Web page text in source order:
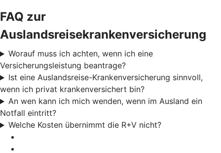
FAQ zur
Auslandsreisekrankenversicherung
Worauf muss ich achten, wenn ich eine
Versicherungsleistung beantrage?
Ist eine Auslandsreise-Krankenversicherung sinnvoll,
wenn ich privat krankenversichert bin?
An wen kann ich mich wenden, wenn im Ausland ein
Notfall eintritt?
Welche Kosten übernimmt die R+V nicht?